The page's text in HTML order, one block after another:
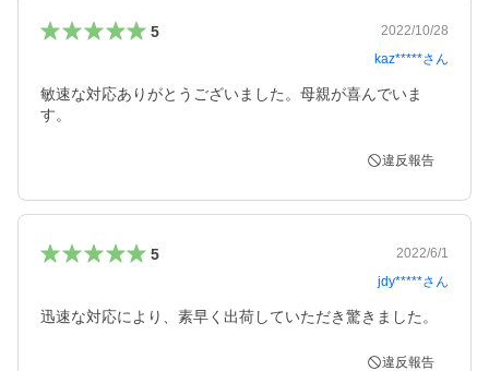
5
2022/10/28
kaz*****さん
敏速な対応ありがとうございました。母親が喜んでいま
す。
違反報告
5
2022/6/1
jdy*****さん
迅速な対応により、素早く出荷していただき驚きました。
違反報告